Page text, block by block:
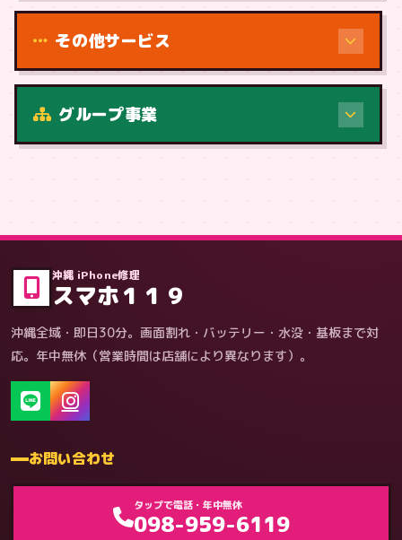
症状・内容から
その他サービス
グループ事業
沖縄 iPhone修理
スマホ１１９
沖縄全域・即日30分。画面割れ・バッテリー・水没・基板まで対
応。年中無休（営業時間は店舗により異なります）。
お問い合わせ
タップで電話・年中無休
098-959-6119